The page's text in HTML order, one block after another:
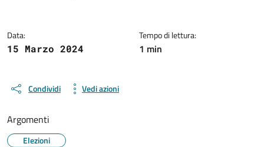
Data:
15 Marzo 2024
Tempo di lettura:
1 min
Condividi Vedi azioni
Argomenti
Elezioni